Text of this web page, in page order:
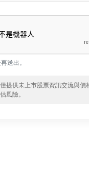
送出。
提供未上市股票資訊交流與
風險。